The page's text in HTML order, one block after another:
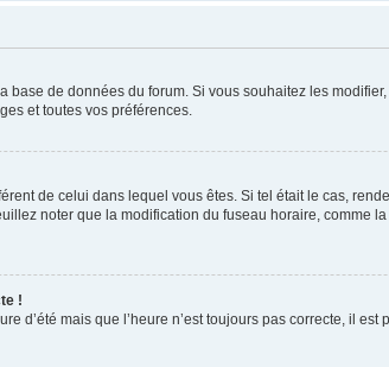
de données du forum. Si vous souhaitez les
et toutes vos préférences.
de celui dans lequel vous êtes. Si tel était le cas,
noter que la modification du fuseau horaire, comme
!
d’été mais que l’heure n’est toujours pas correcte, il